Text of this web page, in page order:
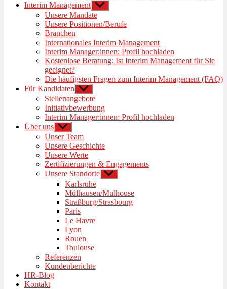
Interim Management Untermenü
anzeigen
Unsere Mandate
Unsere Positionen/Berufe
Branchen
Internationales Interim Management
Interim Manager:innen: Profil hochladen
Kostenlose Beratung: Ist Interim Management für Sie
geeignet?
Die häufigsten Fragen zum Interim Management (FAQ)
Für Kandidaten Untermenü
anzeigen
Stellenangebote
Initiativbewerbung
Interim Manager:innen: Profil hochladen
Über uns Untermenü
anzeigen
Unser Team
Unsere Geschichte
Unsere Werte
Zertifizierungen & Engagements
Unsere Standorte Untermenü
anzeigen
Karlsruhe
Mülhausen/Mulhouse
Straßburg/Strasbourg
Paris
Le Havre
Lyon
Rouen
Toulouse
Referenzen
Kundenberichte
HR-Blog
Kontakt